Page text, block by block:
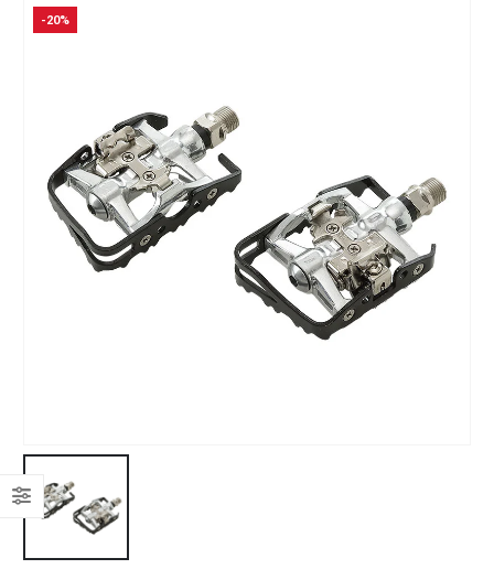
-20%